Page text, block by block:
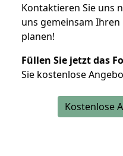
Kontaktieren Sie uns
uns gemeinsam
planen!
Füllen Sie jetzt das
Sie kostenlose
Kostenlose